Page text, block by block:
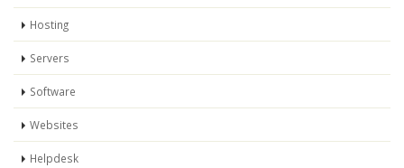
Hosting
Servers
Software
Websites
Helpdesk